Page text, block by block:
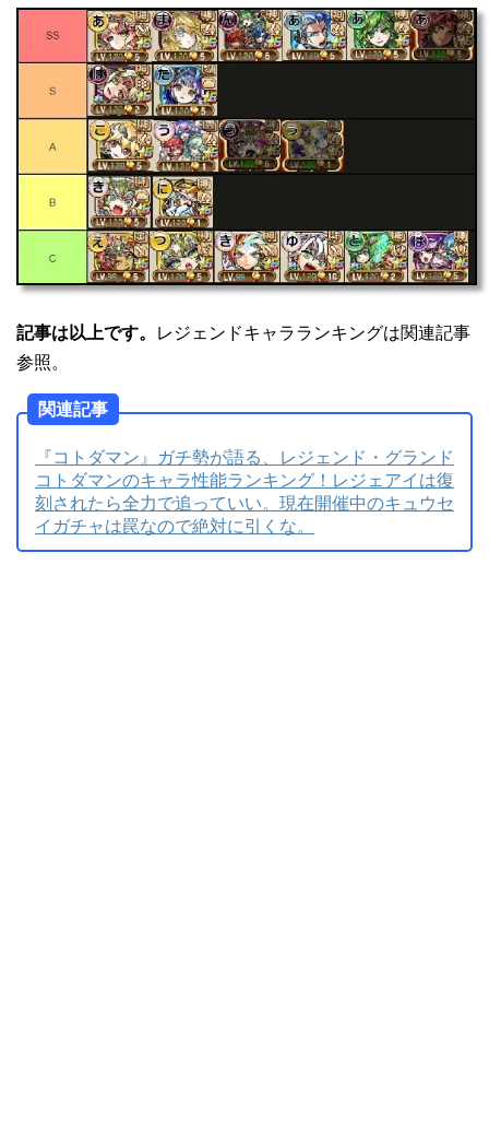
記事は以上です。
レジェンドキャラランキングは関連記事
参照。
関連記事
『コトダマン』ガチ勢が語る、レジェンド・グランド
コトダマンのキャラ性能ランキング！レジェアイは復
刻されたら全力で追っていい。現在開催中のキュウセ
イガチャは罠なので絶対に引くな。